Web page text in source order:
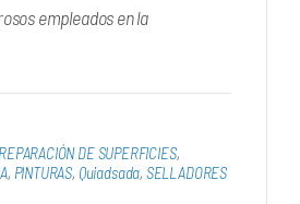
empleados en la
DE SUPERFICIES,
, PINTURAS, Quiadsada, SELLADORES